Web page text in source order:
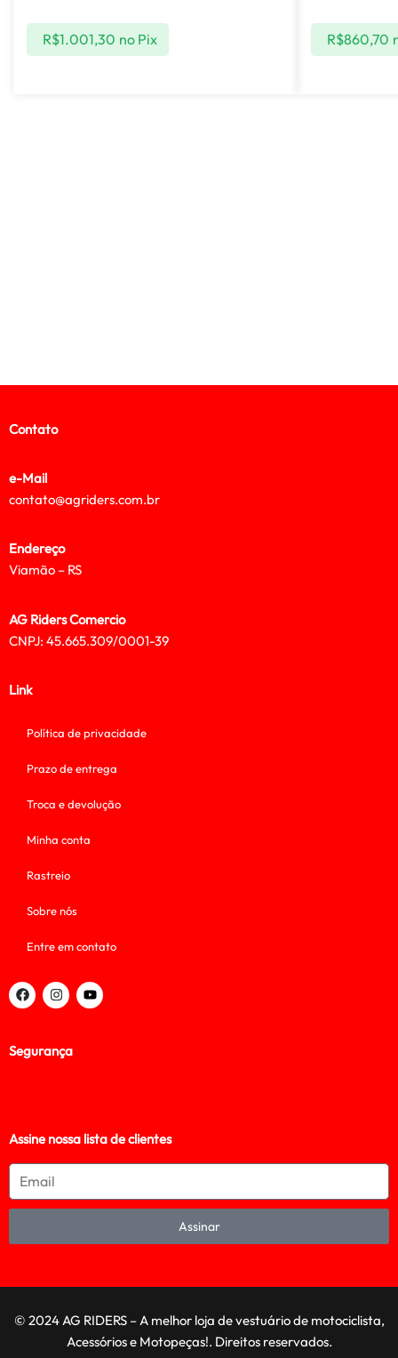
R$1.001,30 no Pix R$860,70
Contato
e-Mail
contato@agriders.com.br
Endereço
Viamão – RS
AG Riders Comercio
CNPJ: 45.665.309/0001-39
Link
Política de privacidade
Prazo de entrega
Troca e devolução
Minha conta
Rastreio
Sobre nós
Entre em contato
Segurança
Assine nossa lista de clientes
Assinar
© 2024 AG RIDERS – A melhor loja de vestuário de motociclista,
Acessórios e Motopeças!. Direitos reservados.